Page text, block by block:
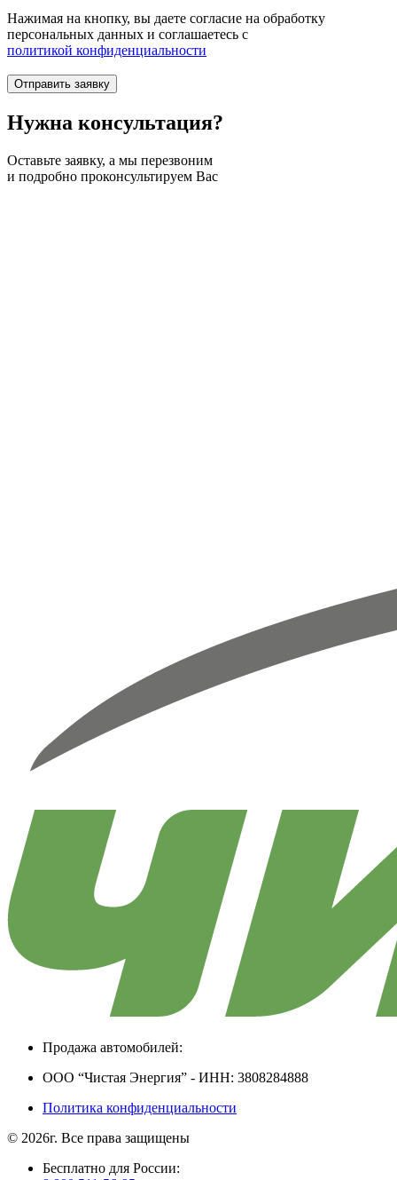
Нажимая на кнопку, вы даете согласие на обработку
персональных данных и соглашаетесь c
политикой конфиденциальности
Нужна консультация?
Оставьте заявку, а мы перезвоним
и подробно проконсультируем Вас
Продажа автомобилей:
ООО “Чистая Энергия” - ИНН: 3808284888
Политика конфиденциальности
© 2026г. Все права защищены
Бесплатно для России: